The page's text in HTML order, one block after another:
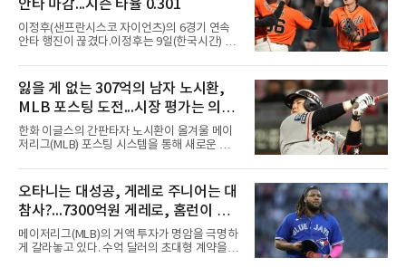
스와는 판이하게 다른 환경 속에서 전개될 것으
로 보인다. 선수 측과 구단 간의 시각 차이가 팽
팽히 맞서며 내부 협상 과정은 극심한 진통을 겪
을 가능성이 크지만, 시장 외부에서 불어오는 변
에서 이탈하는 아픔을 겪었고, 이어진 2026시즌
초중반에도 실전 감각 회복
안타 마감...시즌 타율 0.301
이정후(샌프란시스코 자이언츠)의 6경기 연속
안타 행진이 끊겼다.이정후는 9일(한국시간) 미
트로이트 타이거스와의 홈경기에 2번 타자 우익
수로 출전해 3타수 무안타에 그쳤다. 시즌 타율
은 0.301로 하락했다. 1회와 4회 유격수 땅볼, 7
회 2루수 땅볼로 물러났고 9회초 대수비와 교체
됐다.샌프란시스코는 팀 전체가 2안타에 묶인
데다 7회 6실점이 겹쳐 0-8로 졌다.샌디에이고
파드리스 송성문은 휴스턴 애스트로스와의 홈경
잃을 게 없는 307억의 남자 노시환,
MLB 포스팅 도전...시장 평가는 의외
일 수 있어
한화 이글스의 간판타자 노시환이 올겨울 메이
저리그(MLB) 포스팅 시스템을 통해 새로운 도전
KBO리그 사상 초유의 비FA 다년 계약을 체결하
면서 동시에 해외 진출 가능성을 열어두는 조항
을 포함했다. 국내에서 이미 최고 수준의 대우와
확실한 입지를 확보한 만큼, 이번 메이저리그 도
전은 생존을 건 승부수가 아니다.오히려 잃을 것
이 없는 도전에 가깝다. 노시환은 이미 KBO리그
에서 연평균 약 28억 원에 달하는 대형 계약과
오타니는 대성공, 게레로 주니어는 대
참사?...7300억원 게레로, 홈런이 충
격적인 6개, 야후 스포츠 "올해 트레
이드했어야" 질타
메이저리그(MLB)의 거액 투자가 명암을 극명하
게 갈라놓고 있다. 수억 달러의 초대형 계약을 안